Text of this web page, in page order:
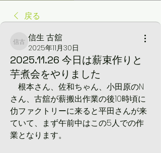
戻る
信生 古舘
信生 古舘
2025年11月30日
2025.11.26 今日は薪束作りと
芋煮会をやりました
根本さん、佐和ちゃん、小田原のN
さん、古舘が薪搬出作業の後10時頃に
仂ファクトリーに来ると平田さんが来
ていて、まず午前中はこの5人での作
業となります。